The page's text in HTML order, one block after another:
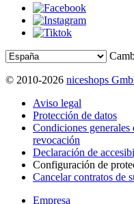
© 2010-2026 niceshops
Aviso legal
Protección de datos
Condiciones
revocación
Declaración de
Configuración de
Cancelar contratos de
Empresa